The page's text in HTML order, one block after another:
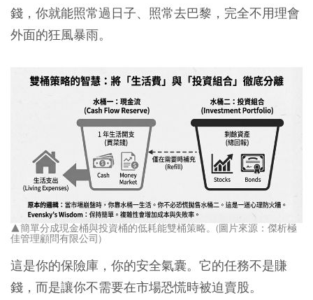
錢，你就能照常過日子、照常去巴黎，完全不用理會
外面的狂風暴雨。
▲簡單分成現金桶與投資桶的低耗能雙桶策略。(圖片來源：傑析極
佳管理顧問有限公司)
這是你的保險庫，你的安全氣囊。它的任務不是賺
錢，而是讓你不需要在市場恐慌時被迫賣股。